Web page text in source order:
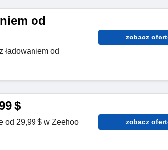
od
ładowaniem od
zobacz
$
od 29,99 $ w Zeehoo zobacz